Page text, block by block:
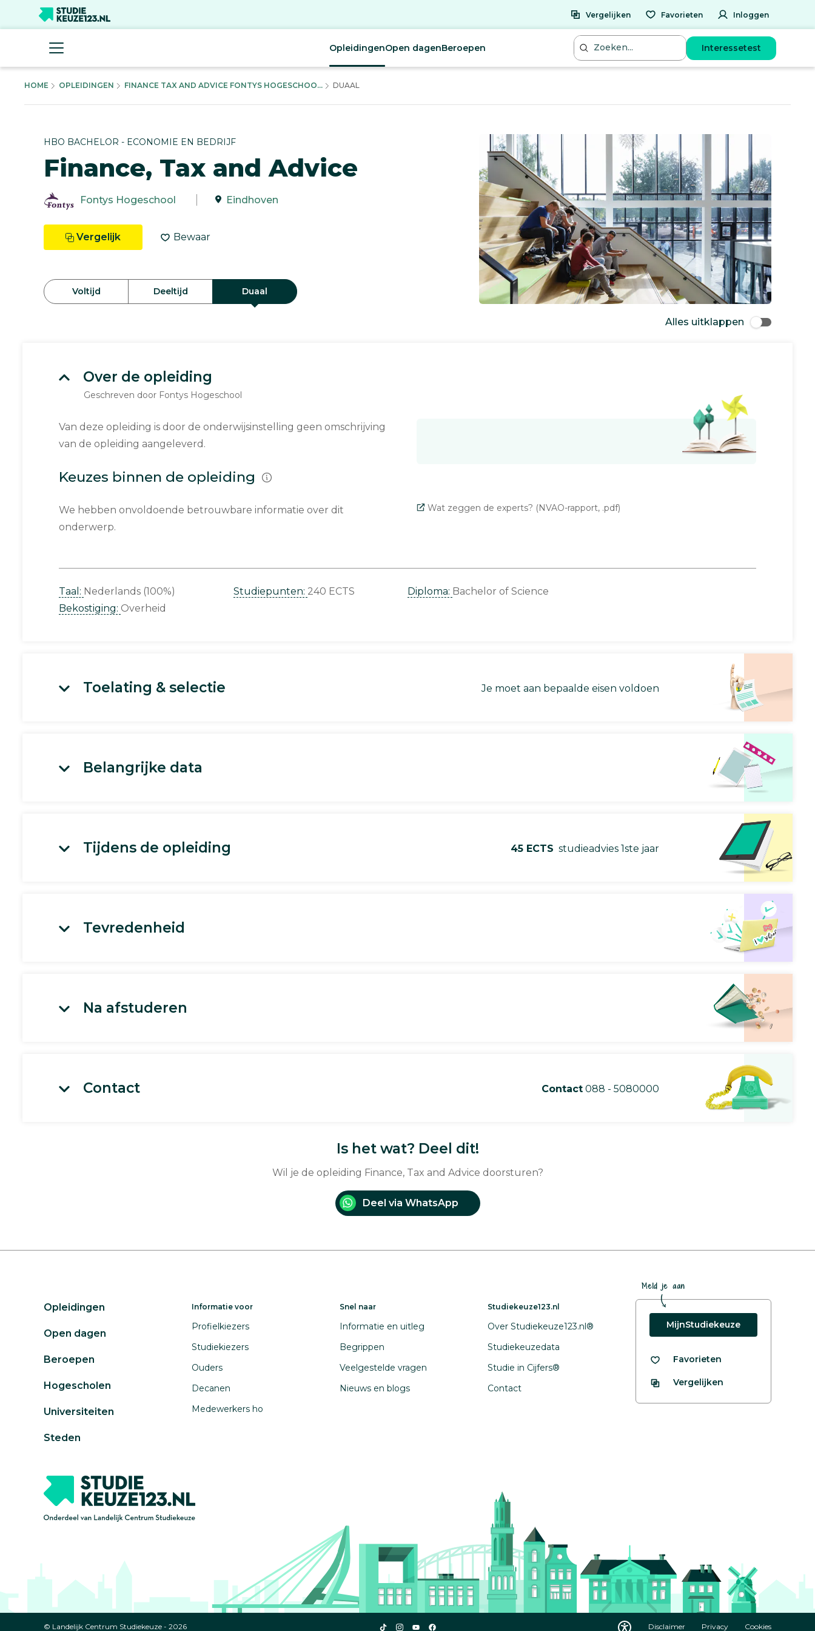
Vergelijken Favorieten Inloggen
OpleidingenOpen dagenBeroepen Interessetest
HOME OPLEIDINGEN FINANCE TAX AND ADVICE FONTYS HOGESCHOO... DUAAL
HBO BACHELOR - ECONOMIE EN BEDRIJF
Finance, Tax and Advice
Fontys Hogeschool Eindhoven
Vergelijk Bewaar
Voltijd Deeltijd Duaal
Alles uitklappen
Over de opleiding
Geschreven door Fontys Hogeschool
Van deze opleiding is door de onderwijsinstelling geen omschrijving
van de opleiding aangeleverd.
Keuzes binnen de opleiding
We hebben onvoldoende betrouwbare informatie over dit
onderwerp.
Wat zeggen de experts? (NVAO-rapport, .pdf)
Taal: Nederlands (100%)
Bekostiging: Overheid
Studiepunten: 240 ECTS Diploma: Bachelor of Science
Toelating & selectie Je moet aan bepaalde eisen voldoen
Belangrijke data
Tijdens de opleiding 45 ECTS studieadvies 1ste jaar
Tevredenheid
Na afstuderen
Contact Contact 088 - 5080000
Is het wat? Deel dit!
Wil je de opleiding Finance, Tax and Advice doorsturen?
Deel via WhatsApp
Opleidingen
Open dagen
Beroepen
Hogescholen
Universiteiten
Steden
Informatie voor
Profielkiezers
Studiekiezers
Ouders
Decanen
Medewerkers ho
Snel naar
Informatie en uitleg
Begrippen
Veelgestelde vragen
Nieuws en blogs
Studiekeuze123.nl
Over Studiekeuze123.nl®
Studiekeuzedata
Studie in Cijfers®
Contact
Meld je aan
MijnStudiekeuze
Favorieten
Vergelijken
© Landelijk Centrum Studiekeuze - 2026 Studiekeuze123
Studiekeuze123
Studiekeuze123
Studiekeuze123 Disclaimer Privacy Cookies